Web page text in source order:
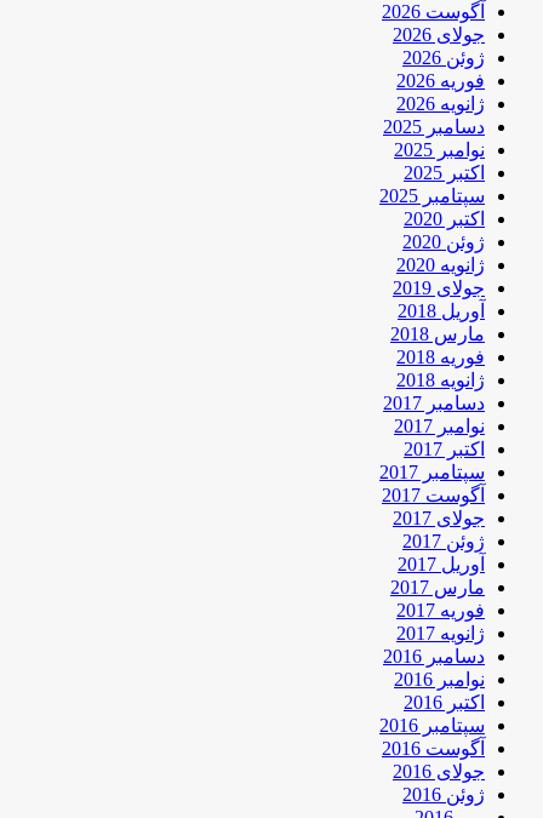
آگوست 2026
جولای 2026
ژوئن 2026
فوریه 2026
ژانویه 2026
دسامبر 2025
نوامبر 2025
اکتبر 2025
سپتامبر 2025
اکتبر 2020
ژوئن 2020
ژانویه 2020
جولای 2019
آوریل 2018
مارس 2018
فوریه 2018
ژانویه 2018
دسامبر 2017
نوامبر 2017
اکتبر 2017
سپتامبر 2017
آگوست 2017
جولای 2017
ژوئن 2017
آوریل 2017
مارس 2017
فوریه 2017
ژانویه 2017
دسامبر 2016
نوامبر 2016
اکتبر 2016
سپتامبر 2016
آگوست 2016
جولای 2016
ژوئن 2016